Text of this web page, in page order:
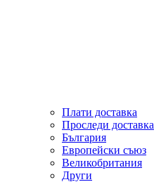
Плати доставка
Проследи доставка
България
Европейски съюз
Великобритания
Други